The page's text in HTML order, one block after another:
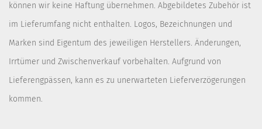
können wir keine Haftung übernehmen. Abgebildetes Zubehör ist
im Lieferumfang nicht enthalten. Logos, Bezeichnungen und
Marken sind Eigentum des jeweiligen Herstellers. Änderungen,
Irrtümer und Zwischenverkauf vorbehalten. Aufgrund von
Lieferengpässen, kann es zu unerwarteten Lieferverzögerungen
kommen.